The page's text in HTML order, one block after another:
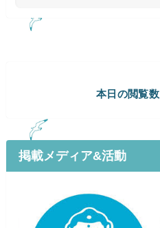
本日の閲覧数
掲載メディア&活動